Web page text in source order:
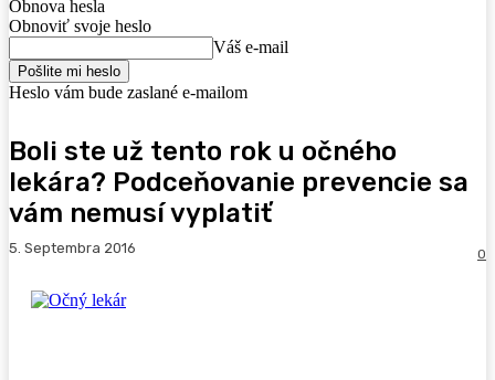
Obnova hesla
Obnoviť svoje heslo
Váš e-mail
Heslo vám bude zaslané e-mailom
Boli ste už tento rok u očného
lekára? Podceňovanie prevencie sa
vám nemusí vyplatiť
5. Septembra 2016 0